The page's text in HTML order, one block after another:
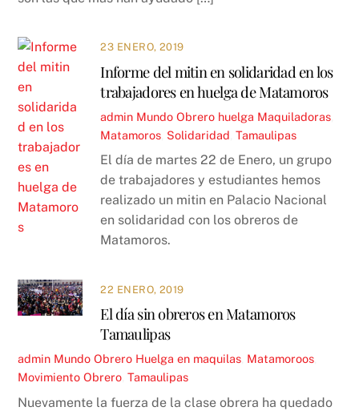
23 ENERO, 2019
Informe del mitin en solidaridad en los
trabajadores en huelga de Matamoros
admin Mundo Obrero huelga Maquiladoras
Matamoros Solidaridad ,Tamaulipas
El día de martes 22 de Enero, un grupo
de trabajadores y estudiantes hemos
realizado un mitin en Palacio Nacional
en solidaridad con los obreros de
Matamoros.
22 ENERO, 2019
El día sin obreros en Matamoros
Tamaulipas
admin Mundo Obrero Huelga en maquilas Matamoroos
Movimiento Obrero ,Tamaulipas
Nuevamente la fuerza de la clase obrera ha quedado